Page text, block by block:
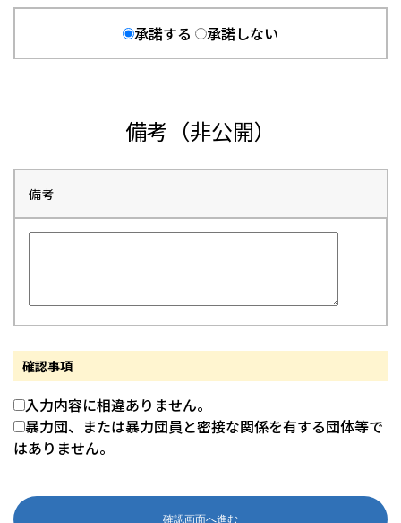
承諾する 承諾しない
備考（非公開）
備考
確認事項
入力内容に相違ありません。
暴力団、または暴力団員と密接な関係を有する団体等で
はありません。